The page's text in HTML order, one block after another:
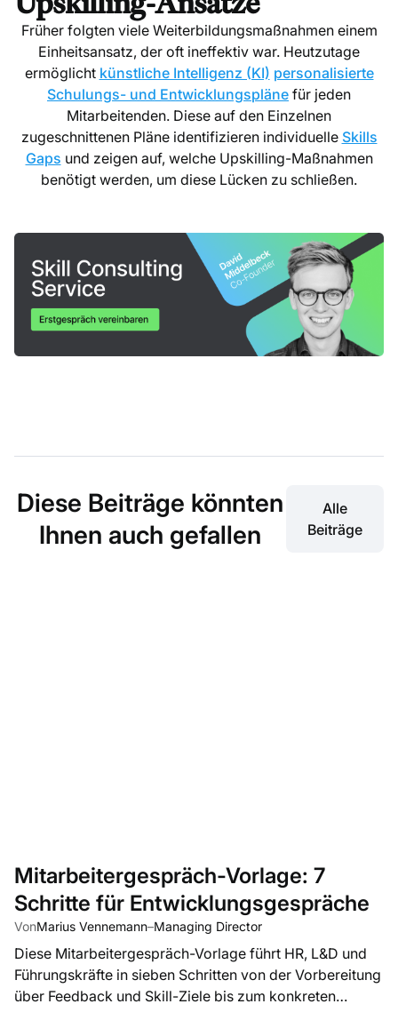
Früher folgten viele Weiterbildungsmaßnahmen einem
Einheitsansatz, der oft ineffektiv war. Heutzutage
ermöglicht künstliche Intelligenz (KI) personalisierte
Schulungs- und Entwicklungspläne für jeden
Mitarbeitenden. Diese auf den Einzelnen
zugeschnittenen Pläne identifizieren individuelle Skills
Gaps und zeigen auf, welche Upskilling-Maßnahmen
benötigt werden, um diese Lücken zu schließen.
Diese Beiträge könnten
Ihnen auch gefallen
Alle
Beiträge
Mitarbeitergespräch-Vorlage: 7
Schritte für Entwicklungsgespräche
VonMarius Vennemann–Managing Director
Diese Mitarbeitergespräch-Vorlage führt HR, L&D und
Führungskräfte in sieben Schritten von der Vorbereitung
über Feedback und Skill-Ziele bis zum konkreten